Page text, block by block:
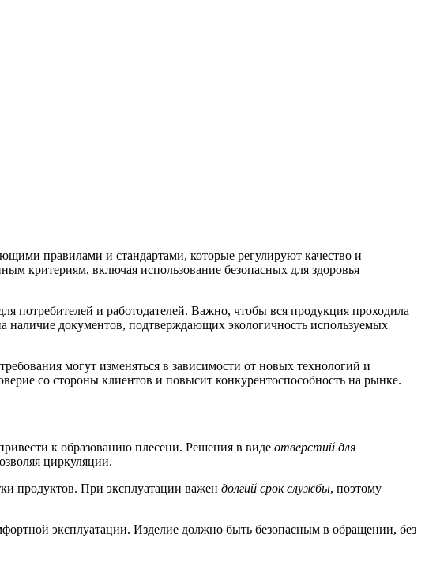
правилами и стандартами, которые регулируют качество и
критериям, включая использование безопасных для здоровья
потребителей и работодателей. Важно, чтобы вся продукция проходила
наличие документов, подтверждающих экологичность используемых
могут изменяться в зависимости от новых технологий и
со стороны клиентов и повысит конкурентоспособность на рынке.
к образованию плесени. Решения в виде отверстий для
циркуляции.
продуктов. При эксплуатации важен долгий срок службы, поэтому
эксплуатации. Изделие должно быть безопасным в обращении, без